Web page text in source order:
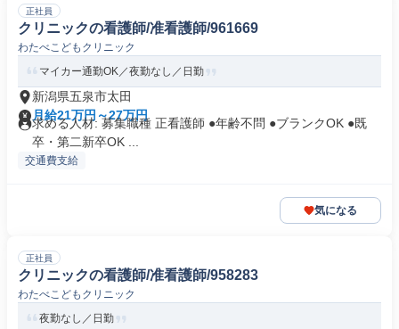
正社員
クリニックの看護師/准看護師/961669
わたべこどもクリニック
マイカー通勤OK／夜勤なし／日勤
新潟県五泉市太田
月給21万円～27万円
求める人材: 募集職種 正看護師 ●年齢不問 ●ブランクOK ●既
卒・第二新卒OK ...
交通費支給
気になる
正社員
クリニックの看護師/准看護師/958283
わたべこどもクリニック
夜勤なし／日勤